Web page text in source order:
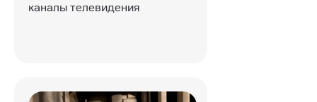
каналы телевидения